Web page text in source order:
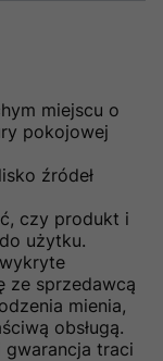
miejscu o
pokojowej
źródeł
czy produkt i
użytku.
ze sprzedawcą
mienia,
obsługą.
gwarancja traci